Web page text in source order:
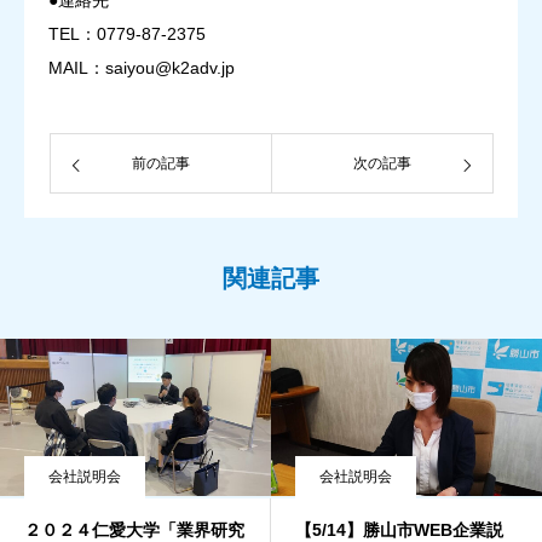
TEL：0779-87-2375
MAIL：saiyou@k2adv.jp
前の記事 次の記事
関連記事
会社説明会
２０２４仁愛大学「業界研究
会社説明会
【5/14】勝山市WEB企業説